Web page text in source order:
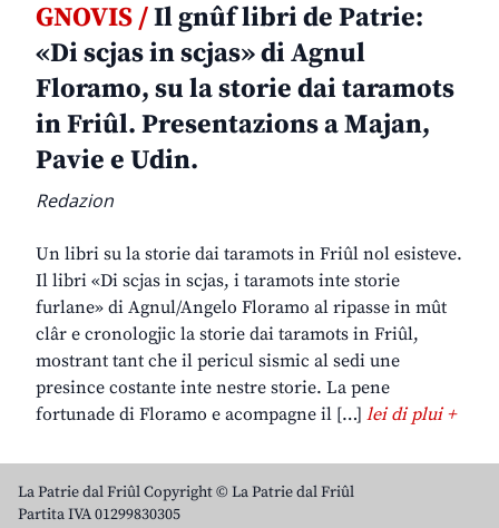
GNOVIS /Il gnûf libri de Patrie:
«Di scjas in scjas» di Agnul
Floramo, su la storie dai taramots
in Friûl. Presentazions a Majan,
Pavie e Udin.
Redazion
Un libri su la storie dai taramots in Friûl nol esisteve.
Il libri «Di scjas in scjas, i taramots inte storie
furlane» di Agnul/Angelo Floramo al ripasse in mût
clâr e cronologjic la storie dai taramots in Friûl,
mostrant tant che il pericul sismic al sedi une
presince costante inte nestre storie. La pene
fortunade di Floramo e acompagne il […] lei di plui +
La Patrie dal Friûl Copyright © La Patrie dal Friûl
Partita IVA 01299830305